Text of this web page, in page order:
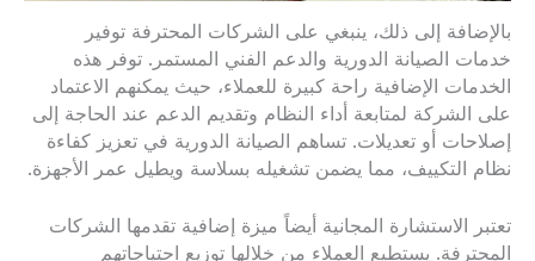
بالإضافة إلى ذلك، ينبغي على الشركات المحترفة توفير
خدمات الصيانة الدورية والدعم الفني المستمر. توفر هذه
الخدمات الإضافية راحة كبيرة للعملاء، حيث يمكنهم الاعتماد
على الشركة لمتابعة أداء النظام وتقديم الدعم عند الحاجة إلى
إصلاحات أو تعديلات. تساهم الصيانة الدورية في تعزيز كفاءة
نظام التكييف، مما يضمن تشغيله بسلاسة ويطيل عمر الأجهزة.
تعتبر الاستشارة المجانية أيضاً ميزة إضافية تقدمها الشركات
المحترفة. يستطيع العملاء من خلالها توزيع احتياجاتهم